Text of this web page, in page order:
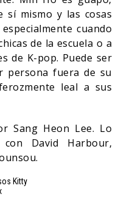
sí mismo y las cosas
cuando
de la escuela o a
de K-pop. Puede ser
persona fuera de su
leal a sus
Sang Heon Lee. Lo
David Harbour,